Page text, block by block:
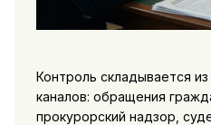
Контроль складывается
каналов: обращения
прокурорский надзор,